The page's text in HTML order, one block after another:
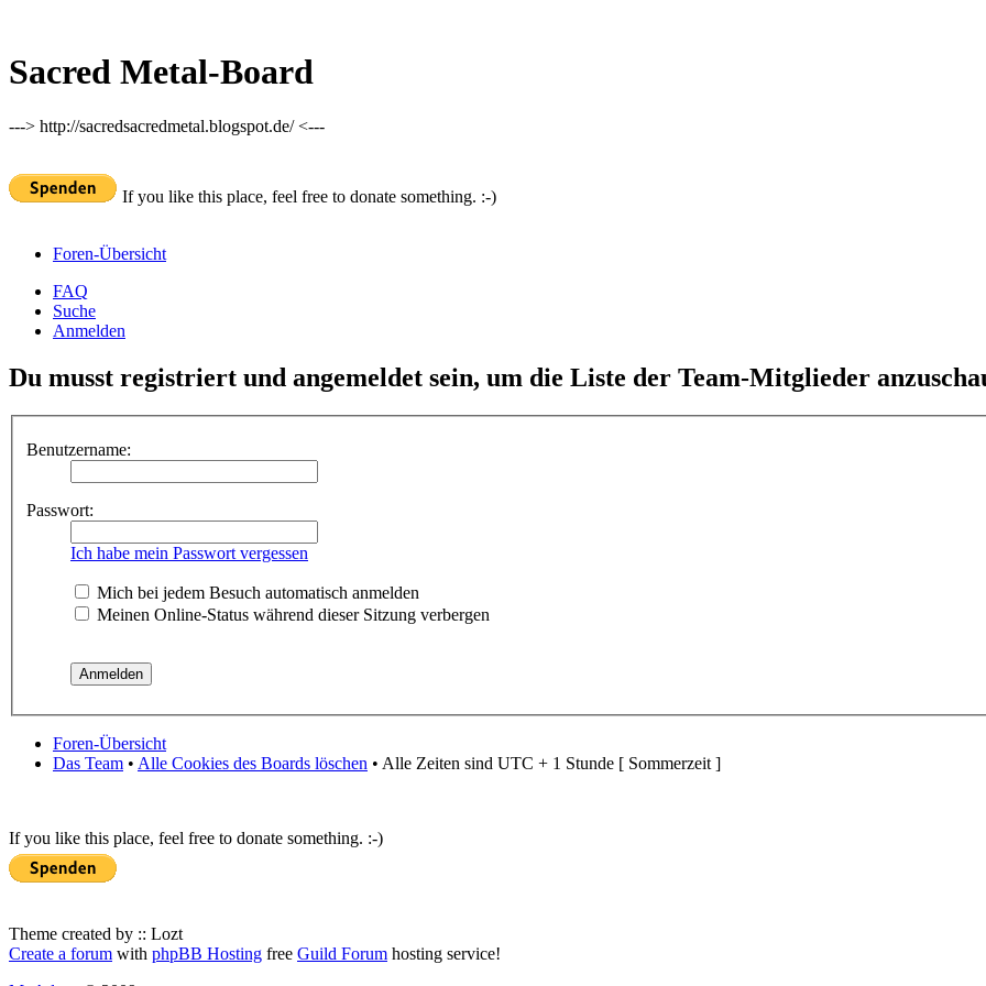
Sacred Metal-Board
---> http://sacredsacredmetal.blogspot.de/ <---
If you like this place, feel free to donate something. :-)
Foren-Übersicht
FAQ
Suche
Anmelden
Du musst registriert und angemeldet sein, um die Liste der Team-Mitglieder
Benutzername:
Passwort:
Ich habe mein Passwort vergessen
Mich bei jedem Besuch automatisch anmelden
Meinen Online-Status während dieser Sitzung verbergen
Foren-Übersicht
Das Team • Alle Cookies des Boards löschen • Alle Zeiten sind UTC + 1 Stunde [ Sommerzeit ]
If you like this place, feel free to donate something. :-)
Theme created by :: Lozt
Create a forum with phpBB Hosting free Guild Forum hosting service!